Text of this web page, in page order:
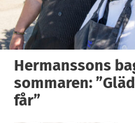
Hermanssons
sommaren:
får”